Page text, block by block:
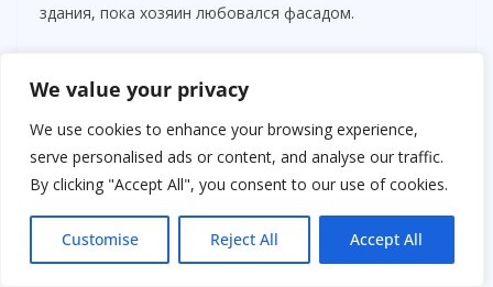
We value your privacy
We use cookies to enhance your browsing experience,
serve personalised ads or content, and analyse our traffic.
By clicking "Accept All", you consent to our use of cookies.
Customise Reject All Accept All
здания, пока хозяин любовался фасадом.
Богдан.
Именно он создал сеть фирм.
Именно он подбирал посредников.